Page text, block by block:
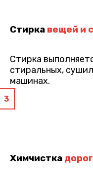
Стирка вещей и
Стирка
стиральных,
машинах.
3
Химчистка